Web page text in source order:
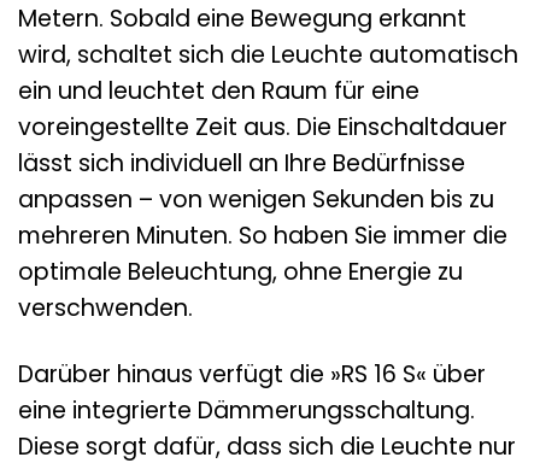
Metern. Sobald eine Bewegung erkannt
wird, schaltet sich die Leuchte automatisch
ein und leuchtet den Raum für eine
voreingestellte Zeit aus. Die Einschaltdauer
lässt sich individuell an Ihre Bedürfnisse
anpassen – von wenigen Sekunden bis zu
mehreren Minuten. So haben Sie immer die
optimale Beleuchtung, ohne Energie zu
verschwenden.
Darüber hinaus verfügt die »RS 16 S« über
eine integrierte Dämmerungsschaltung.
Diese sorgt dafür, dass sich die Leuchte nur